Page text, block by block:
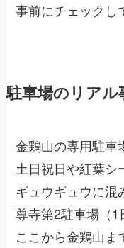
事前にチェックし
駐車場のリア
金鶏山の専用駐車
土日祝日や紅葉シ
ギュウギュウに混
尊寺第2駐車場（1
ここから金鶏山ま